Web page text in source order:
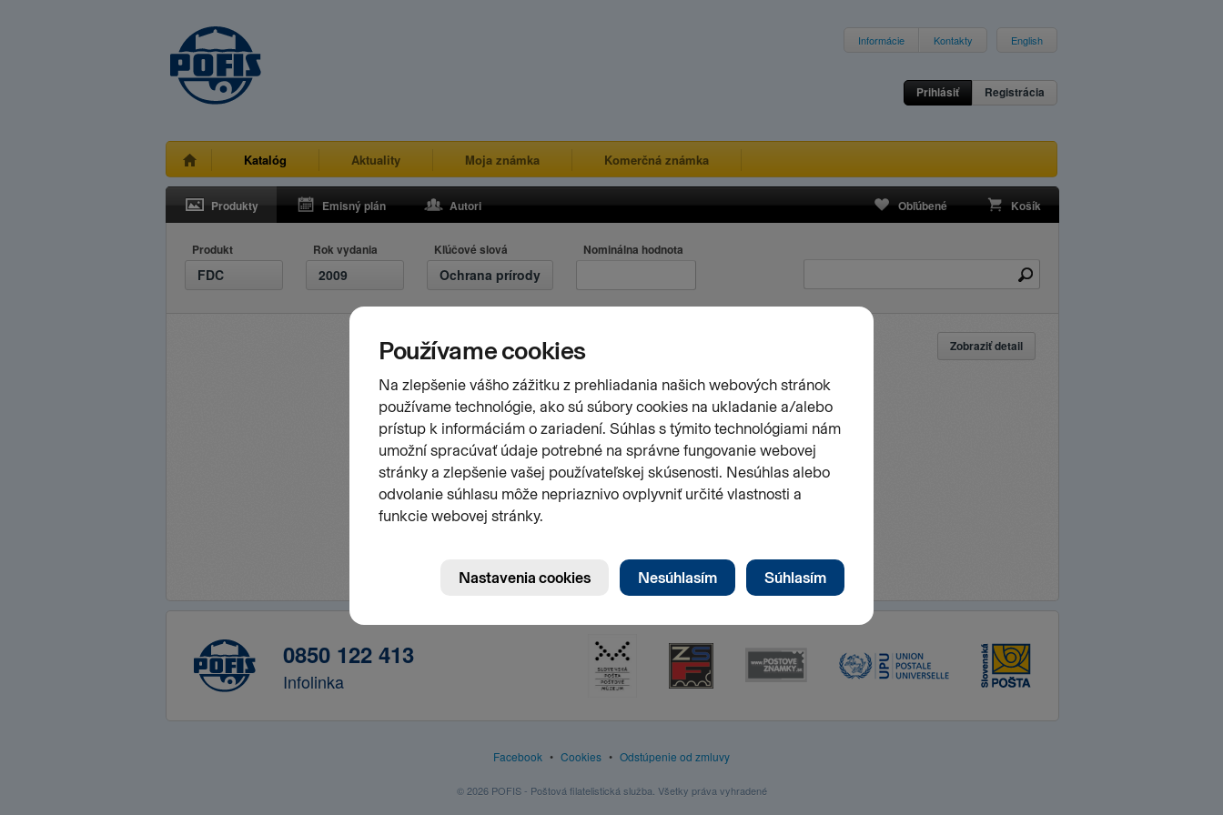
Informácie Kontakty English
Prihlásiť Registrácia
Katalóg Aktuality Moja známka Komerčná známka
Produkty Emisný plán Autori Obľúbené Košík
Produkt
FDC
Rok vydania
2009
Kľúčové slová
Ochrana prírody
Nominálna hodnota
Zobraziť detail
0850 122 413
Infolinka
Facebook • Cookies • Odstúpenie od zmluvy
© 2026 POFIS - Poštová filatelistická služba. Všetky práva vyhradené